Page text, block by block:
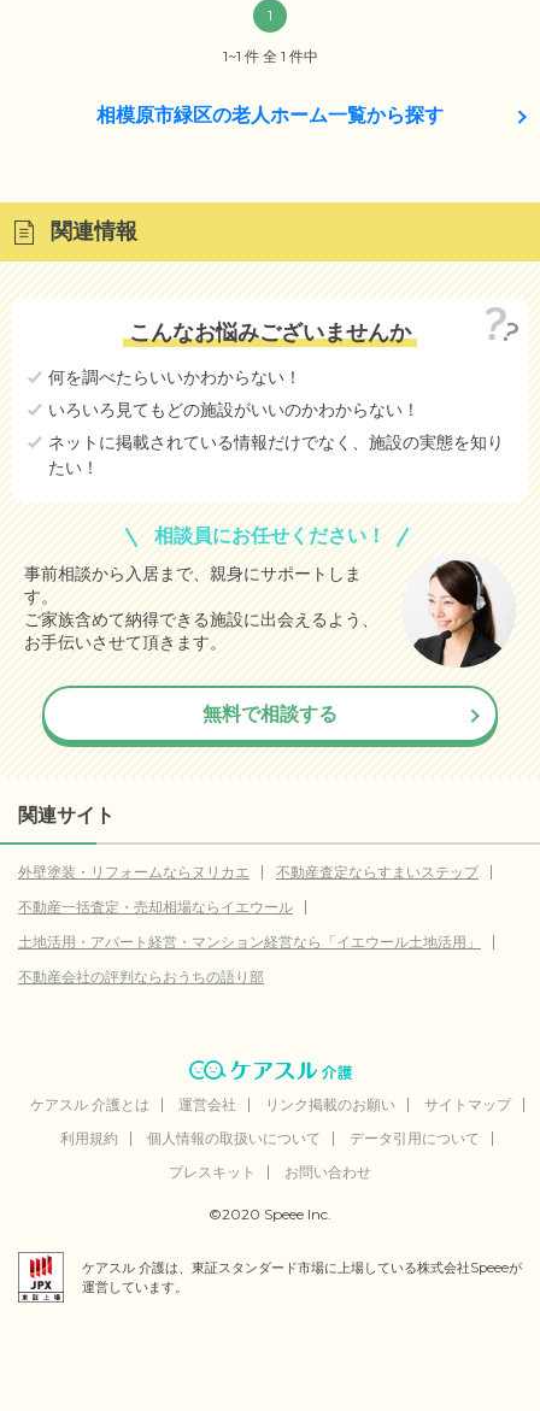
1
1~1 件 全 1 件中
相模原市緑区の老人ホーム一覧から探す
関連情報
こんなお悩みございませんか
何を調べたらいいかわからない！
いろいろ見てもどの施設がいいのかわからない！
ネットに掲載されている情報だけでなく、施設の実態を知り
たい！
相談員にお任せください！
事前相談から入居まで、親身にサポートしま
す。
ご家族含めて納得できる施設に出会えるよう、
お手伝いさせて頂きます。
無料で相談する
関連サイト
外壁塗装・リフォームならヌリカエ
不動産査定ならすまいステップ
不動産一括査定・売却相場ならイエウール
土地活用・アパート経営・マンション経営なら「イエウール土地活用」
不動産会社の評判ならおうちの語り部
ケアスル 介護とは 運営会社 リンク掲載のお願い
サイトマップ
利用規約
個人情報の取扱いについて
データ引用について
プレスキット
お問い合わせ
©2020 Speee Inc.
ケアスル 介護は、東証スタンダード市場に上場している株式会社Speeeが
運営しています。